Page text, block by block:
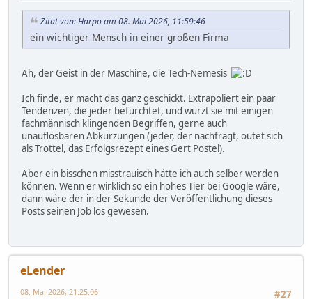
Zitat von: Harpo am 08. Mai 2026, 11:59:46
ein wichtiger Mensch in einer großen Firma
Ah, der Geist in der Maschine, die Tech-Nemesis
Ich finde, er macht das ganz geschickt. Extrapoliert ein paar
Tendenzen, die jeder befürchtet, und würzt sie mit einigen
fachmännisch klingenden Begriffen, gerne auch
unauflösbaren Abkürzungen (jeder, der nachfragt, outet sich
als Trottel, das Erfolgsrezept eines Gert Postel).
Aber ein bisschen misstrauisch hätte ich auch selber werden
können. Wenn er wirklich so ein hohes Tier bei Google wäre,
dann wäre der in der Sekunde der Veröffentlichung dieses
Posts seinen Job los gewesen.
eLender
#27
08. Mai 2026, 21:25:06